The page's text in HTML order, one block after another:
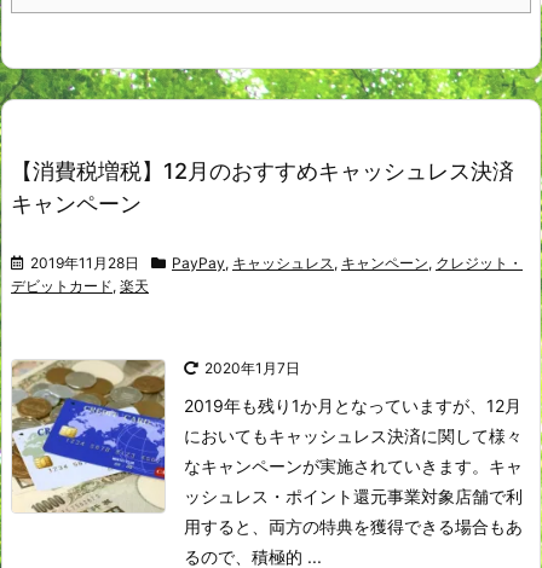
【消費税増税】12月のおすすめキャッシュレス決済
キャンペーン
2019年11月28日 PayPay, キャッシュレス, キャンペーン, クレジット・
デビットカード, 楽天
2020年1月7日
2019年も残り1か月となっていますが、12月
においてもキャッシュレス決済に関して様々
なキャンペーンが実施されていきます。 キャ
ッシュレス・ポイント還元事業対象店舗で利
用すると、両方の特典を獲得できる場合もあ
るので、積極的 ...